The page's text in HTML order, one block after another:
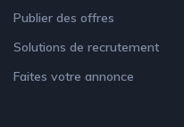
Publier des offres
Solutions de recrutement
Faites votre annonce